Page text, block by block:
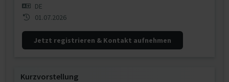
DE
01.07.2026
Jetzt registrieren & Kontakt aufnehmen
Kurzvorstellung